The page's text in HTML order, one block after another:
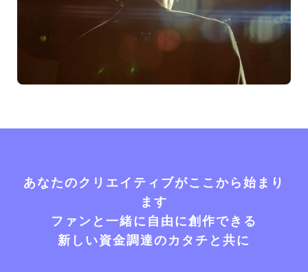
あなたのクリエイティブがここから始まり
ます
ファンと一緒に自由に創作できる
新しい資金調達のカタチと共に